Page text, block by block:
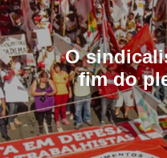
O
fim do